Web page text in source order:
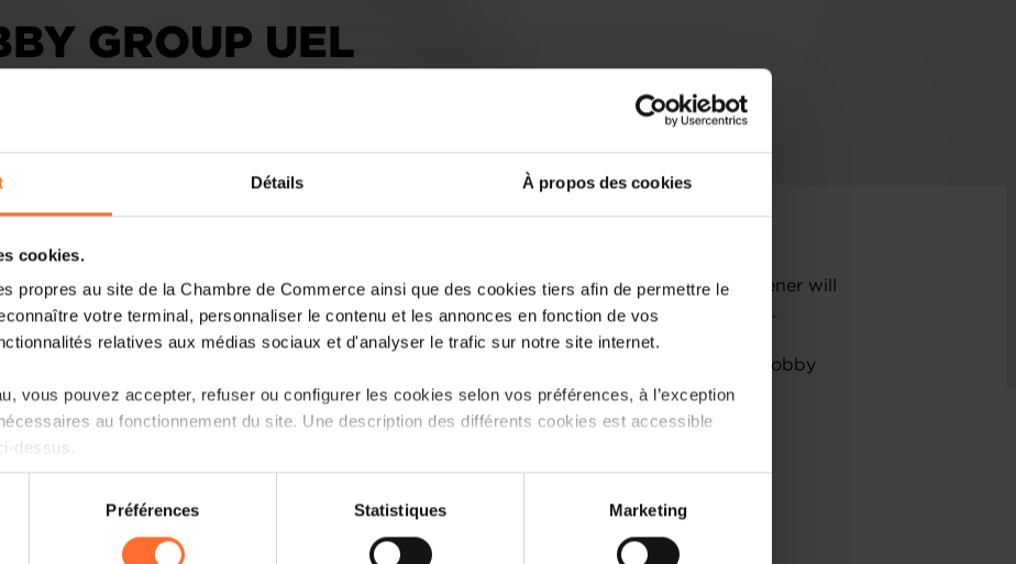
Détails À propos des cookies
cookies.
propres au site de la Chambre de Commerce ainsi que des cookies tiers afin de permettre le
votre terminal, personnaliser le contenu et les annonces en fonction de vos
relatives aux médias sociaux et d'analyser le trafic sur notre site internet.
vous pouvez accepter, refuser ou configurer les cookies selon vos préférences, à l’exception
au fonctionnement du site. Une description des différents cookies est accessible
dessus.
sur le site et certaines fonctionnalités (ex : lecture de vidéos, partage sur les réseaux
ou des cookies non nécessaires.
Préférences Statistiques Marketing
GROUP UEL
Currently chief operating officer at the Chamber of Commerce, Wagener will
take over at theUnion des Entreprises Luxembourgeoises on 17 June.
Marc Wagener has been chosen as the new director of the business lobby
groupUnion des Entreprises Luxembourgeoises(UEL).